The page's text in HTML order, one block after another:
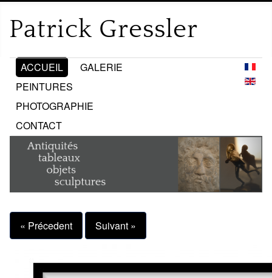
ACCUEIL
GALERIE
PEINTURES
PHOTOGRAPHIE
CONTACT
« Précedent Suivant »